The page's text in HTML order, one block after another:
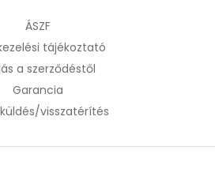
ÁSZF
tájékoztató
a szerződéstől
Garancia
visszatérítés